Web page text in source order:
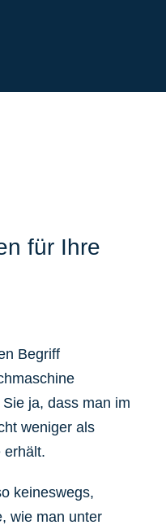
für Ihre
Begriff
ja, dass man im
weniger als
erhält.
keineswegs,
wie man unter